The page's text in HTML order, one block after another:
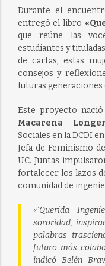
Durante el
entregó el libro
que reúne las
estudiantes y
de cartas, estas
consejos y
futuras generaciones
Este proyecto
Macarena
Sociales en la DCDI
Jefa de Feminismo
UC. Juntas
fortalecer los lazos
comunidad de
«‘Querida
sororidad,
palabras
futuro más
indicó Belén